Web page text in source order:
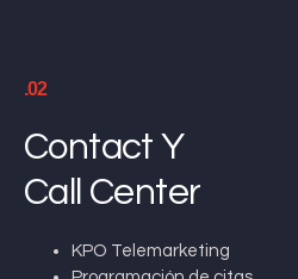
.02
Contact Y
Call Center
KPO Telemarketing